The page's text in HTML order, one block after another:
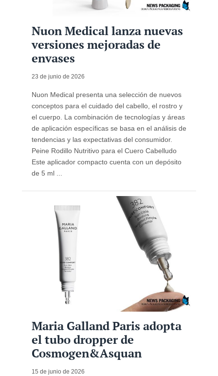
Nuon Medical lanza nuevas
versiones mejoradas de
envases
23 de junio de 2026
Nuon Medical presenta una selección de nuevos
conceptos para el cuidado del cabello, el rostro y
el cuerpo. La combinación de tecnologías y áreas
de aplicación específicas se basa en el análisis de
tendencias y las expectativas del consumidor.
Peine Rodillo Nutritivo para el Cuero Cabelludo
Este aplicador compacto cuenta con un depósito
de 5 ml ...
Maria Galland Paris adopta
el tubo dropper de
Cosmogen&Asquan
15 de junio de 2026